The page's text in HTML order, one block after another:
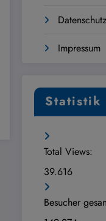
Datenschutz
Impressum
Statistik
Total Views:
39.616
Besucher